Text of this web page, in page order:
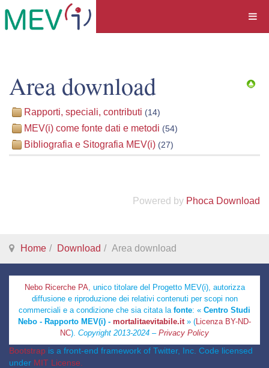
Area download
Rapporti, speciali, contributi (14)
MEV(i) come fonte dati e metodi (54)
Bibliografia e Sitografia MEV(i) (27)
Powered by Phoca Download
Home Download Area download
Nebo Ricerche PA, unico titolare del Progetto MEV(i), autorizza
diffusione e riproduzione dei relativi contenuti per scopi non
commerciali e a condizione che sia citata la fonte: « Centro Studi
Nebo - Rapporto MEV(i) - mortalitaevitabile.it» (Licenza BY-ND-
NC). Copyright 2013-2024 – Privacy Policy
Bootstrap is a front-end framework of Twitter, Inc. Code licensed
under MIT License.